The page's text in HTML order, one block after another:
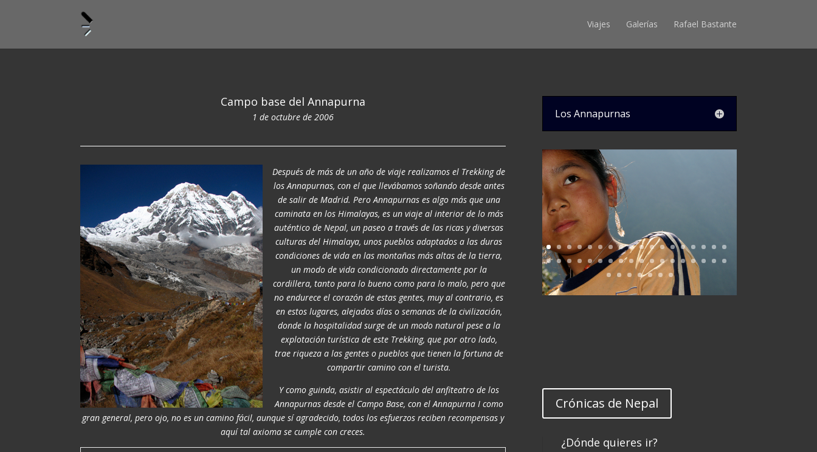
Viajes Galerías Rafael Bastante
Campo base del Annapurna
1 de octubre de 2006
Después de más de un año de viaje realizamos el Trekking de
los Annapurnas, con el que llevábamos soñando desde antes
de salir de Madrid. Pero Annapurnas es algo más que una
caminata en los Himalayas, es un viaje al interior de lo más
auténtico de Nepal, un paseo a través de las ricas y diversas
culturas del Himalaya, unos pueblos adaptados a las duras
condiciones de vida en las montañas más altas de la tierra,
un modo de vida condicionado directamente por la
cordillera, tanto para lo bueno como para lo malo, pero que
no endurece el corazón de estas gentes, muy al contrario, es
en estos lugares, alejados días o semanas de la civilización,
donde la hospitalidad surge de un modo natural pese a la
explotación turística de este Trekking, que por otro lado,
trae riqueza a las gentes o pueblos que tienen la fortuna de
compartir camino con el turista.
Y como guinda, asistir al espectáculo del anfiteatro de los
Annapurnas desde el Campo Base, con el Annapurna I como
gran general, pero ojo, no es un camino fácil, aunque sí agradecido, todos los esfuerzos reciben recompensas y
aquí tal axioma se cumple con creces.
Los Annapurnas
Crónicas de Nepal
¿Dónde quieres ir?